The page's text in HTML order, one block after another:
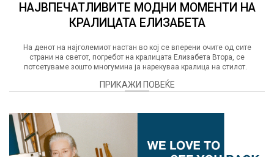
НАЈВПЕЧАТЛИВИТЕ МОДНИ МОМЕНТИ НА
КРАЛИЦАТА ЕЛИЗАБЕТА
На денот на најголемиот настан во кој се вперени очите од сите
страни на светот, погребот на кралицата Елизабета Втора, се
потсетуваме зошто многумина ја нарекуваа кралица на стилот.
ПРИКАЖИ ПОВЕЌЕ